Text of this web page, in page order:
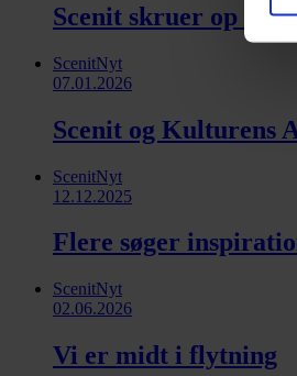
Scenit skruer op for
ScenitNyt
07.01.2026
Scenit og Kulturens
ScenitNyt
12.12.2025
Flere søger
ScenitNyt
02.06.2026
Vi er midt i flytning